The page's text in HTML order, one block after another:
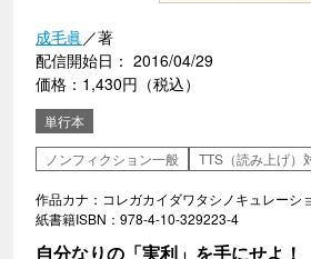
成毛眞／著
配信開始日： 2016/04/29
価格：1,430円（税込）
単行本
ノンフィクション一般
TTS（読み上げ）
作品カナ：コレガカイダワタシノキュレーシ
紙書籍ISBN：978-4-10-329223-4
自分なりの「実利」を手にせよ